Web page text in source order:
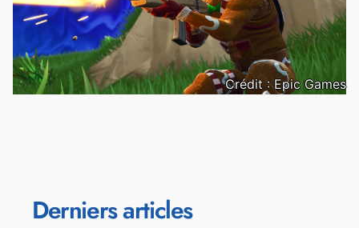
Crédit : Epic Games
Derniers articles